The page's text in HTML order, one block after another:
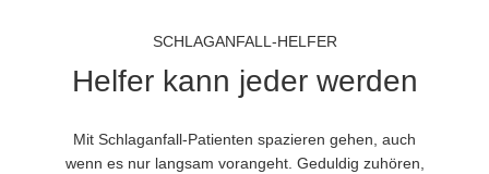
SCHLAGANFALL-HELFER
Helfer kann jeder werden
Mit Schlaganfall-Patienten spazieren gehen, auch
wenn es nur langsam vorangeht. Geduldig zuhören,